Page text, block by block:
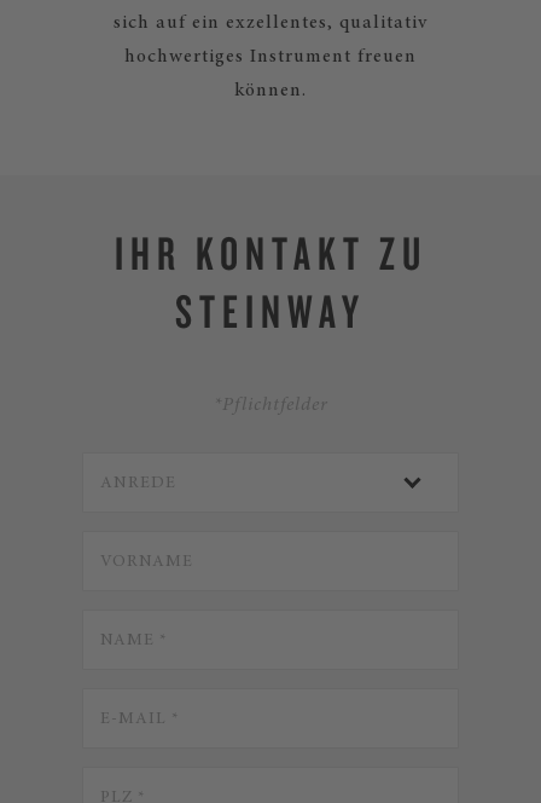
sich auf ein exzellentes, qualitativ
hochwertiges Instrument freuen
können.
IHR KONTAKT ZU
STEINWAY
*Pflichtfelder